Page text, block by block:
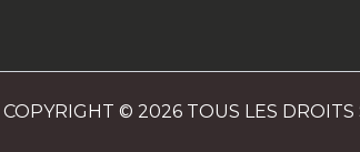
COPYRIGHT © 2026 TOUS LES DROITS